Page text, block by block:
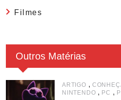
Filmes
Outros Matérias
ARTIGO ,
NINTENDO , PC ,